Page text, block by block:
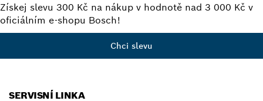
Získej slevu 300 Kč na nákup v hodnotě nad 3 000 Kč v
oficiálním e-shopu Bosch!
Chci slevu
SERVISNÍ LINKA